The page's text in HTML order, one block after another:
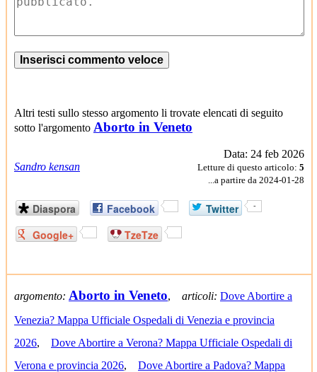
Altri testi sullo stesso argomento li trovate elencati di seguito
sotto l'argomento Aborto in Veneto
Sandro kensan
Data: 24 feb 2026
Letture di questo articolo: 5
...a partire da 2024-01-28
Diaspora Facebook Twitter -
Google+ TzeTze
argomento: Aborto in Veneto, articoli: Dove Abortire a
Venezia? Mappa Ufficiale Ospedali di Venezia e provincia
2026, Dove Abortire a Verona? Mappa Ufficiale Ospedali di
Verona e provincia 2026, Dove Abortire a Padova? Mappa